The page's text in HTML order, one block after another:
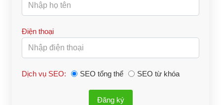
Điện thoại
Dịch vụ SEO: SEO tổng thể SEO từ khóa
Đăng ký